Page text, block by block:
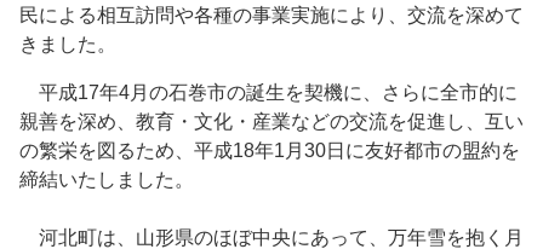
民による相互訪問や各種の事業実施により、交流を深めて
きました。
平成17年4月の石巻市の誕生を契機に、さらに全市的に
親善を深め、教育・文化・産業などの交流を促進し、互い
の繁栄を図るため、平成18年1月30日に友好都市の盟約を
締結いたしました。
河北町は、山形県のほぼ中央にあって、万年雪を抱く月